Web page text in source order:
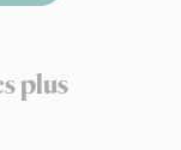
plus